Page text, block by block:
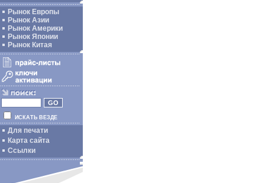
Рынок Европы
Рынок Азии
Рынок Америки
Рынок Японии
Рынок Китая
ИСКАТЬ ВЕЗДЕ
Для печати
Карта сайта
Ссылки